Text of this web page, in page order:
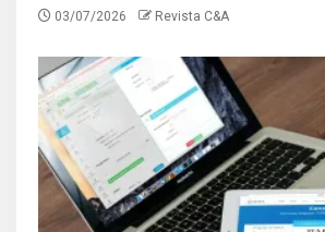
03/07/2026 Revista C&A